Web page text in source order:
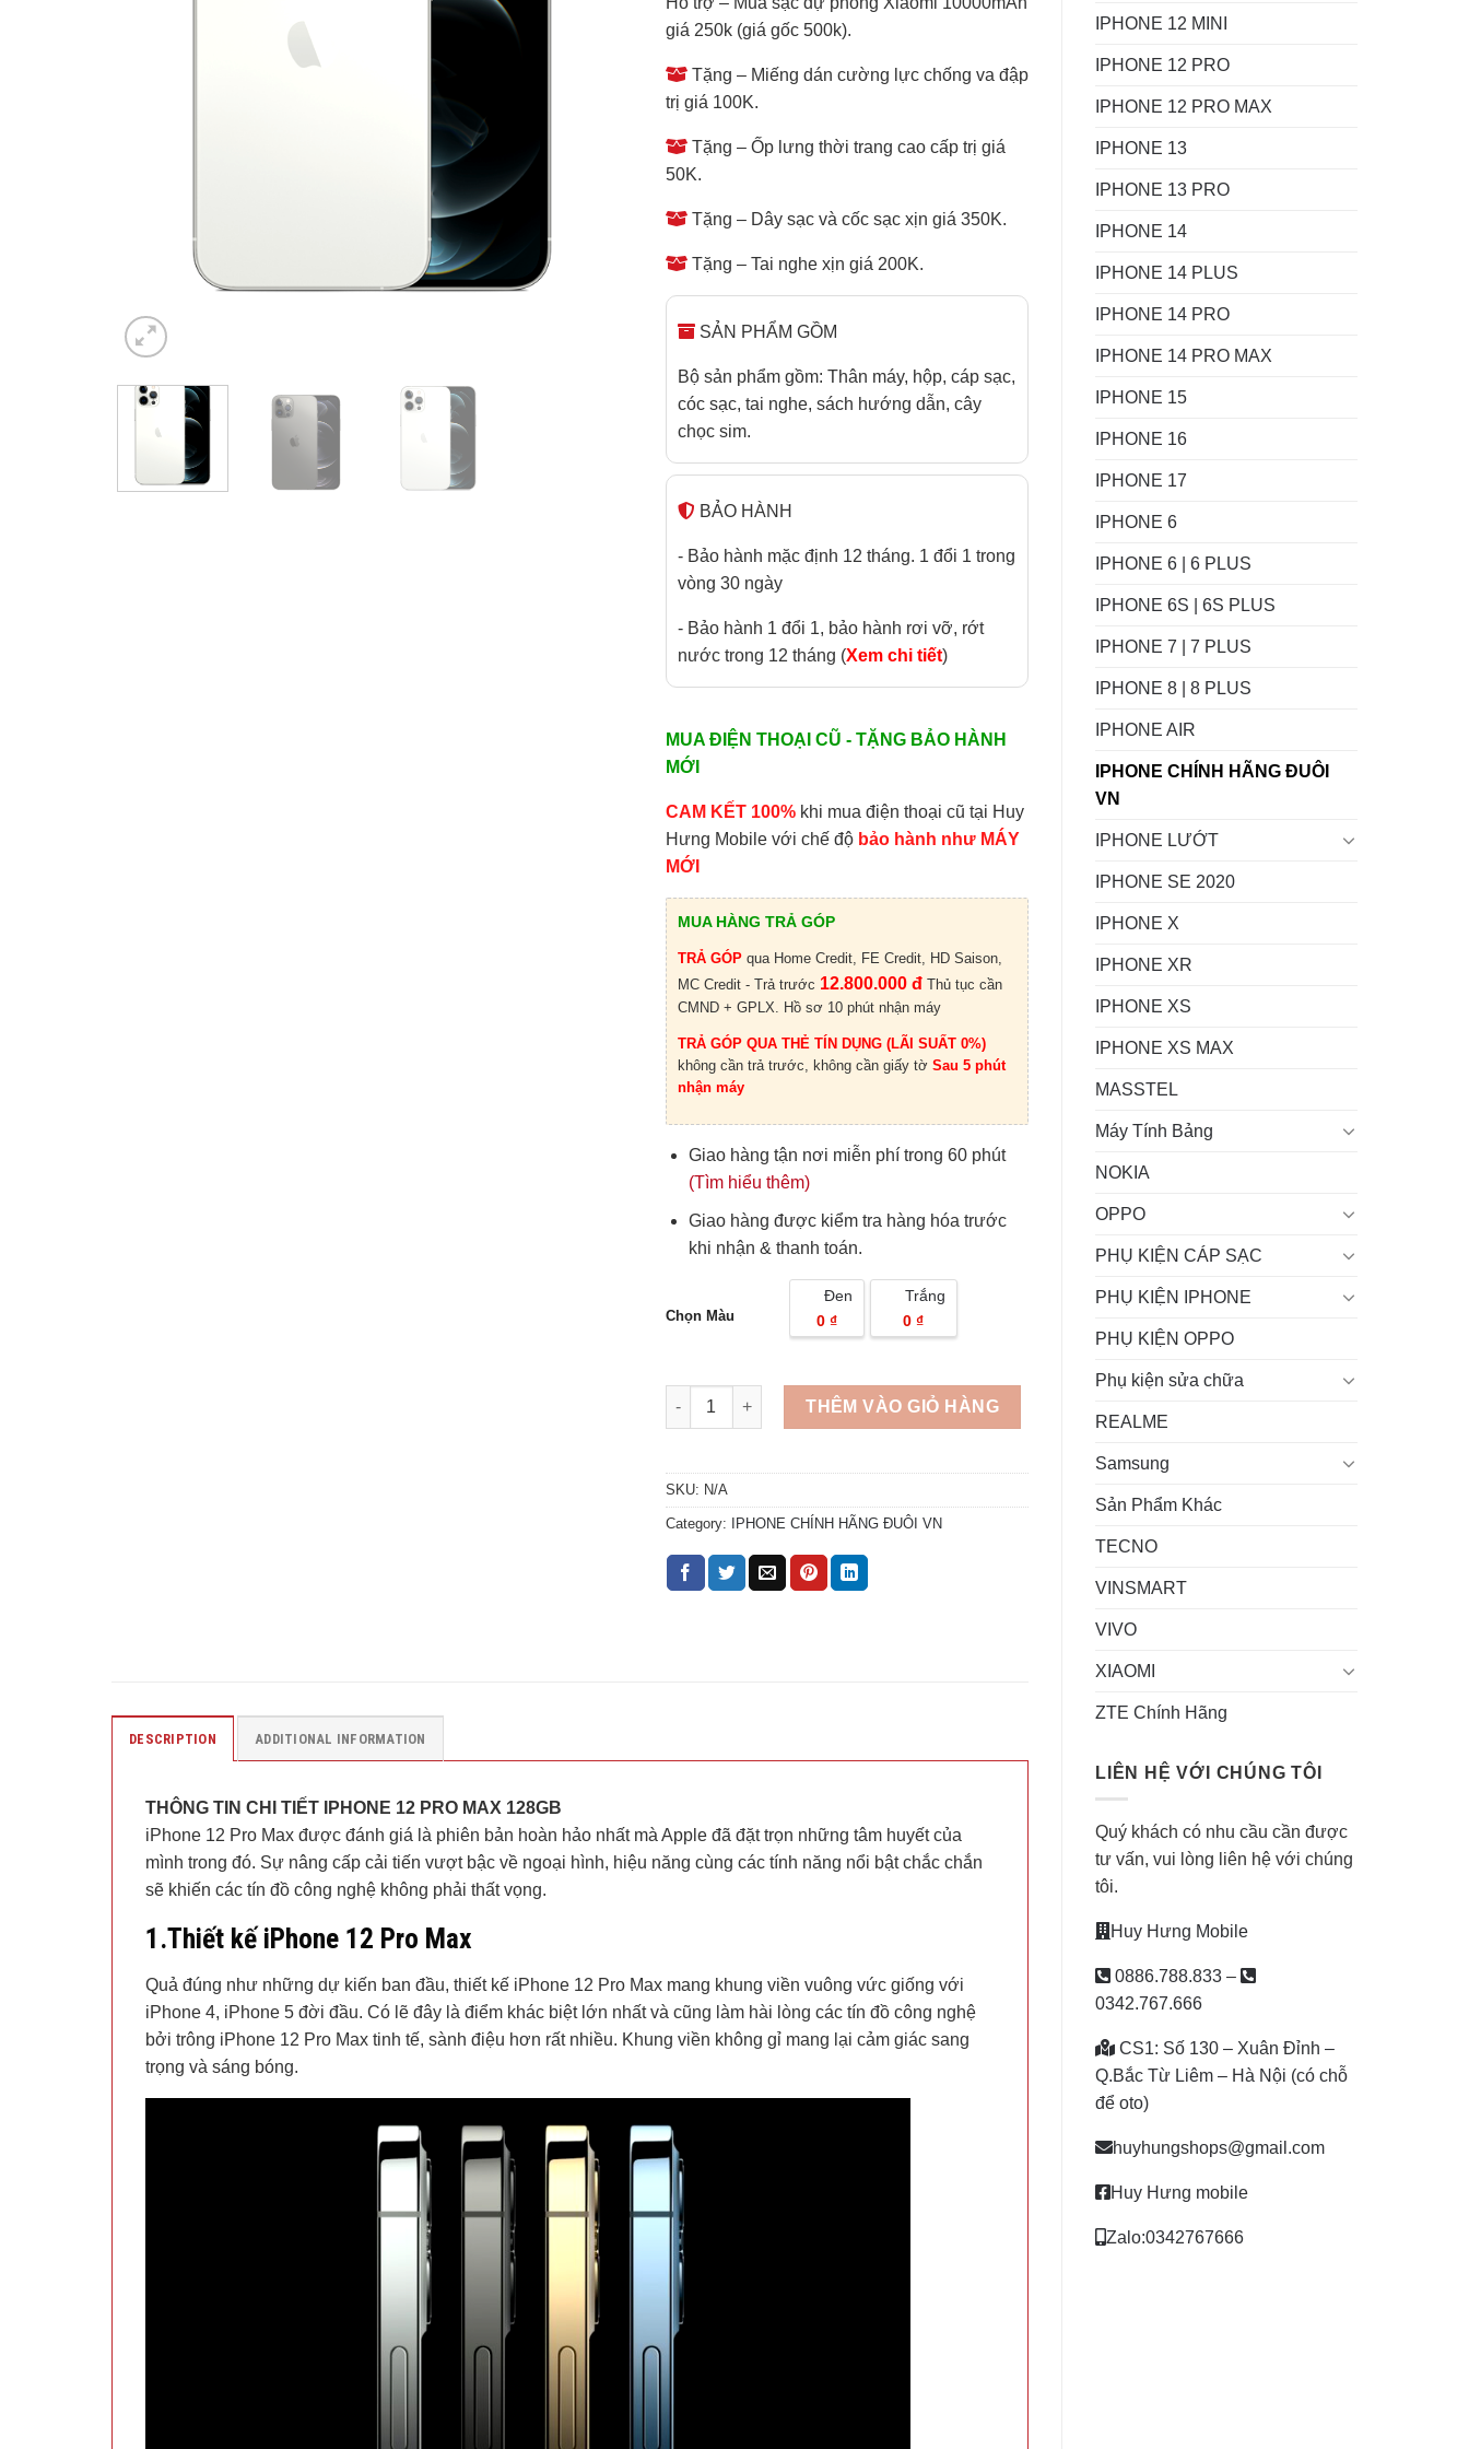
IPHONE 12 MINI
IPHONE 12 PRO
IPHONE 12 PRO MAX
IPHONE 13
IPHONE 13 PRO
IPHONE 14
IPHONE 14 PLUS
IPHONE 14 PRO
IPHONE 14 PRO MAX
IPHONE 15
IPHONE 16
IPHONE 17
IPHONE 6
IPHONE 6 | 6 PLUS
IPHONE 6S | 6S PLUS
IPHONE 7 | 7 PLUS
IPHONE 8 | 8 PLUS
IPHONE AIR
IPHONE CHÍNH HÃNG ĐUÔI
VN
IPHONE LƯỚT
IPHONE SE 2020
IPHONE X
IPHONE XR
IPHONE XS
IPHONE XS MAX
MASSTEL
Máy Tính Bảng
NOKIA
OPPO
PHỤ KIỆN CÁP SẠC
PHỤ KIỆN IPHONE
PHỤ KIỆN OPPO
Phụ kiện sửa chữa
REALME
Samsung
Sản Phẩm Khác
TECNO
VINSMART
VIVO
XIAOMI
ZTE Chính Hãng
LIÊN HỆ VỚI CHÚNG TÔI
Quý khách có nhu cầu cần được
tư vấn, vui lòng liên hệ với chúng
tôi.
Huy Hưng Mobile
0886.788.833 –
0342.767.666
CS1: Số 130 – Xuân Đỉnh –
Q.Bắc Từ Liêm – Hà Nội (có chỗ
để oto)
huyhungshops@gmail.com
Huy Hưng mobile
Zalo:0342767666
giá 250k (giá gốc 500k).
Tặng – Miếng dán cường lực chống va đập
trị giá 100K.
Tặng – Ốp lưng thời trang cao cấp trị giá
50K.
Tặng – Dây sạc và cốc sạc xịn giá 350K.
Tặng – Tai nghe xịn giá 200K.
SẢN PHẨM GỒM
Bộ sản phẩm gồm: Thân máy, hộp, cáp sạc,
cóc sạc, tai nghe, sách hướng dẫn, cây
chọc sim.
BẢO HÀNH
- Bảo hành mặc định 12 tháng. 1 đổi 1 trong
vòng 30 ngày
- Bảo hành 1 đổi 1, bảo hành rơi vỡ, rớt
nước trong 12 tháng (Xem chi tiết)
MUA ĐIỆN THOẠI CŨ - TẶNG BẢO HÀNH
MỚI
CAM KẾT 100%khi mua điện thoại cũ tại Huy
Hưng Mobile với chế độ bảo hành như MÁY
MỚI
MUA HÀNG TRẢ GÓP
TRẢ GÓPqua Home Credit, FE Credit, HD Saison,
MC Credit - Trả trước 12.800.000 đThủ tục cần
CMND + GPLX. Hồ sơ 10 phút nhận máy
TRẢ GÓP QUA THẺ TÍN DỤNG (LÃI SUẤT 0%)
không cần trả trước, không cần giấy tờ Sau 5 phút
nhận máy
Giao hàng tận nơi miễn phí trong 60 phút
(Tìm hiểu thêm)
Giao hàng được kiểm tra hàng hóa trước
khi nhận & thanh toán.
Chọn Màu
Đen
0 ₫
Trắng
0 ₫
Quantity
THÊM VÀO GIỎ HÀNG
SKU: N/A
Category: IPHONE CHÍNH HÃNG ĐUÔI VN
DESCRIPTION ADDITIONAL INFORMATION
THÔNG TIN CHI TIẾT IPHONE 12 PRO MAX 128GB
iPhone 12 Pro Max được đánh giá là phiên bản hoàn hảo nhất mà Apple đã đặt trọn những tâm huyết của
mình trong đó. Sự nâng cấp cải tiến vượt bậc về ngoại hình, hiệu năng cùng các tính năng nổi bật chắc chắn
sẽ khiến các tín đồ công nghệ không phải thất vọng.
1.Thiết kế iPhone 12 Pro Max
Quả đúng như những dự kiến ban đầu, thiết kế iPhone 12 Pro Max mang khung viền vuông vức giống với
iPhone 4, iPhone 5 đời đầu. Có lẽ đây là điểm khác biệt lớn nhất và cũng làm hài lòng các tín đồ công nghệ
bởi trông iPhone 12 Pro Max tinh tế, sành điệu hơn rất nhiều. Khung viền không gỉ mang lại cảm giác sang
trọng và sáng bóng.